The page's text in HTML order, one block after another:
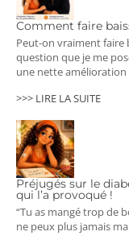
Comment faire
Peut-on vraiment faire
question que je me
une nette amélioration
>>> LIRE LA SUITE
Préjugés sur le
qui l’a provoqué !
“Tu as mangé trop de
ne peux plus jamais